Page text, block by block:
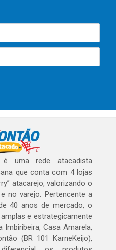
é uma rede atacadista
que conta com 4 lojas
atacarejo, valorizando o
no varejo. Pertencente a
40 anos de mercado, o
e estrategicamente
Casa Amarela,
(BR 101 KarneKeijo),